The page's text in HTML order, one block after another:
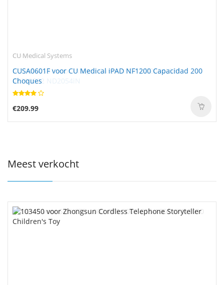
CU Medical Systems
CUSA0601F voor CU Medical iPAD NF1200 Capacidad 200
Choques
€209.99
Meest verkocht